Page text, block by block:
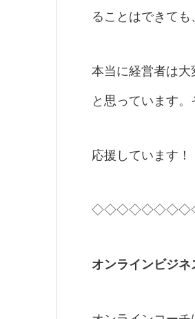
ることはできても
本当に経営者は
と思っています。
応援しています！
オンラインビジ